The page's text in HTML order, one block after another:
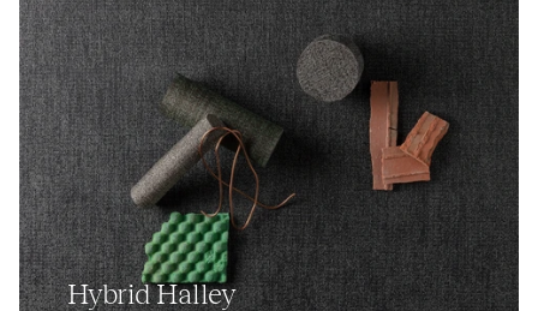
Hybrid Halley